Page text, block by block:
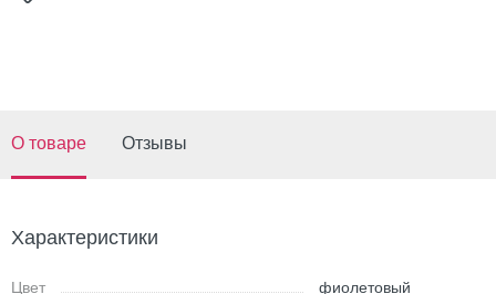
О товаре Отзывы
Характеристики
Цвет фиолетовый